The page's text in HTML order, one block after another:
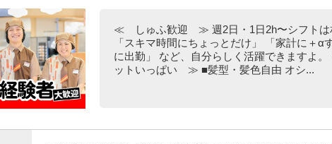
≪ しゅふ歓迎 ≫ 週2日・1日2h〜シフトは
「スキマ時間にちょっとだけ」 「家計に＋α
に出勤」 など、自分らしく活躍できますよ
ットいっぱい ≫ ■髪型・髪色自由 オシ...